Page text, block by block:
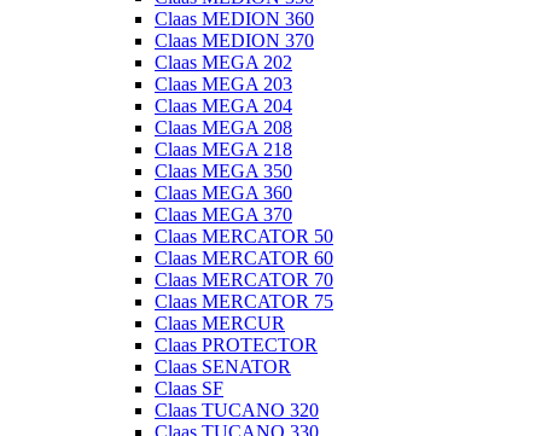
Claas MEDION 360
Claas MEDION 370
Claas MEGA 202
Claas MEGA 203
Claas MEGA 204
Claas MEGA 208
Claas MEGA 218
Claas MEGA 350
Claas MEGA 360
Claas MEGA 370
Claas MERCATOR 50
Claas MERCATOR 60
Claas MERCATOR 70
Claas MERCATOR 75
Claas MERCUR
Claas PROTECTOR
Claas SENATOR
Claas SF
Claas TUCANO 320
Claas TUCANO 330